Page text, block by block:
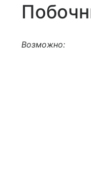
Возможно: